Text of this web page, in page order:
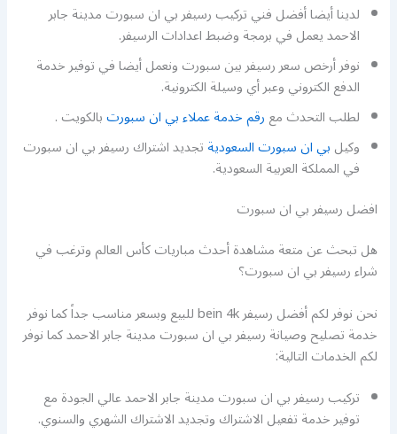
لدينا أيضا أفضل فني تركيب رسيفر بي ان سبورت مدينة جابر
الاحمد يعمل في برمجة وضبط اعدادات الرسيفر.
نوفر أرخص سعر رسيفر بين سبورت ونعمل أيضا في توفير خدمة
الدفع الكتروني وعبر أي وسيلة الكترونية.
لطلب التحدث معرقم خدمة عملاء بي ان سبورتبالكويت .
وكيلبي ان سبورت السعوديةتجديد اشتراك رسيفر بي ان سبورت
في المملكة العربية السعودية.
افضل رسيفر بي ان سبورت
هل تبحث عن متعة مشاهدة أحدث مباريات كأس العالم وترغب في
شراء رسيفر بي ان سبورت؟
نحن نوفر لكم أفضل رسيفر bein 4k للبيع وبسعر مناسب جداً كما نوفر
خدمة تصليح وصيانة رسيفر بي ان سبورت مدينة جابر الاحمد كما نوفر
لكم الخدمات التالية:
تركيب رسيفر بي ان سبورت مدينة جابر الاحمد عالي الجودة مع
توفير خدمة تفعيل الاشتراك وتجديد الاشتراك الشهري والسنوي.